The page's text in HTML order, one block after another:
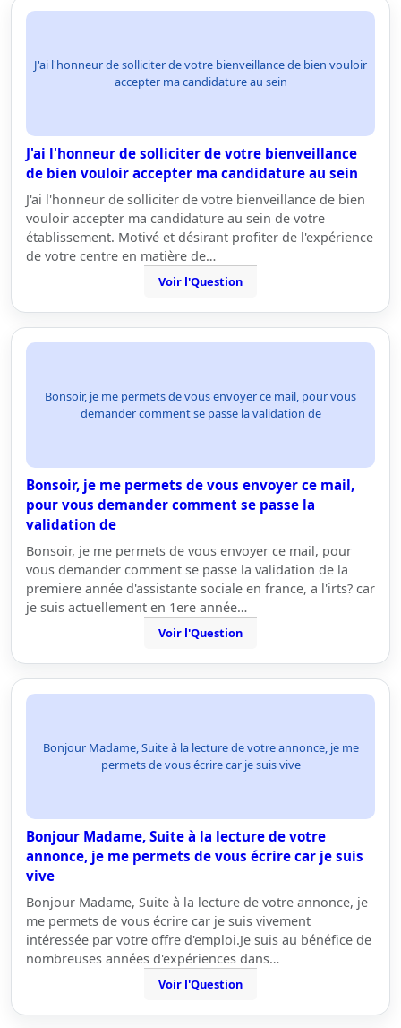
J'ai l'honneur de solliciter de votre bienveillance de bien vouloir
accepter ma candidature au sein
J'ai l'honneur de solliciter de votre bienveillance
de bien vouloir accepter ma candidature au sein
J'ai l'honneur de solliciter de votre bienveillance de bien
vouloir accepter ma candidature au sein de votre
établissement. Motivé et désirant profiter de l'expérience
de votre centre en matière de…
Voir l'Question
Bonsoir, je me permets de vous envoyer ce mail, pour vous
demander comment se passe la validation de
Bonsoir, je me permets de vous envoyer ce mail,
pour vous demander comment se passe la
validation de
Bonsoir, je me permets de vous envoyer ce mail, pour
vous demander comment se passe la validation de la
premiere année d'assistante sociale en france, a l'irts? car
je suis actuellement en 1ere année…
Voir l'Question
Bonjour Madame, Suite à la lecture de votre annonce, je me
permets de vous écrire car je suis vive
Bonjour Madame, Suite à la lecture de votre
annonce, je me permets de vous écrire car je suis
vive
Bonjour Madame, Suite à la lecture de votre annonce, je
me permets de vous écrire car je suis vivement
intéressée par votre offre d'emploi.Je suis au bénéfice de
nombreuses années d'expériences dans…
Voir l'Question